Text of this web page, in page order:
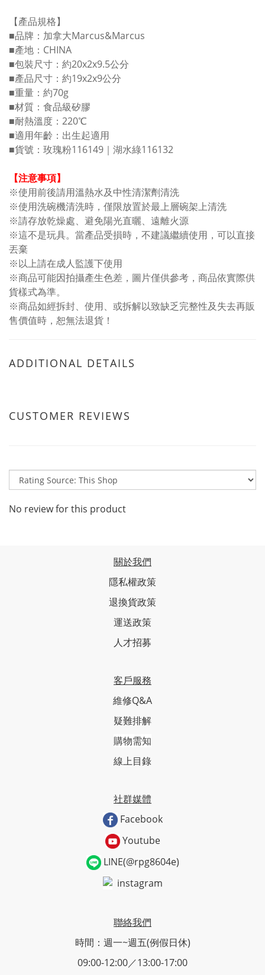
【產品規格】
■品牌：加拿大Marcus&Marcus
■產地：CHINA
■包裝尺寸：約20x2x9.5公分
■產品尺寸：約19x2x9公分
■重量：約70g
■材質：食品級矽膠
■耐熱溫度：220℃
■適用年齡：出生起適用
■貨號：玫瑰粉116149｜湖水綠116132
【注意事項】
※使用前後請用溫熱水及中性清潔劑清洗
※使用洗碗機清洗時，僅限放置於最上層碗架上清洗
※請存放乾燥處、避免陽光直曬、遠離火源
※這不是玩具。當產品受損時，不建議繼續使用，可以直接
丟棄
※以上請在成人監護下使用
※商品可能因拍攝產生色差，圖片僅供參考，商品依實際供
貨樣式為準。
※商品如經拆封、使用、或拆解以致缺乏完整性及失去再販
售價值時，恕無法退貨！
ADDITIONAL DETAILS
CUSTOMER REVIEWS
No review for this product
關於我們
隱私權政策
退換貨政策
運送政策
人才招募
客戶服務
維修Q&A
疑難排解
購物需知
線上目錄
社群媒體
Facebook
Youtube
LINE(@rpg8604e)
instagram
聯絡我們
時間：週一~週五(例假日休)
09:00-12:00／13:00-17:00